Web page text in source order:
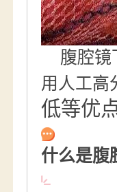
腹腔镜
用人工高
低等优
什么是腹